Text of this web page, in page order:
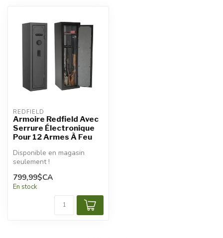
REDFIELD
Armoire Redfield Avec
Serrure Électronique
Pour 12 Armes À Feu
Disponible en magasin
seulement !
799,99$CA
En stock